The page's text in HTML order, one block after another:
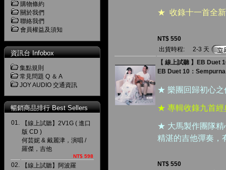
購物條約
關於我們
聯絡我們
會員權益及須知
資訊台 Infobox
集點規則
常見問題 Q ＆ A
JOY AUDIO 交通資訊
暢銷商品排行 Best Sellers
01.
【線上試聽】2V1G ( 進口
版 CD )
何芸妮 & 戴麗津，演唱 /
羅傑，吉他
NT$ 598
02.
【線上試聽】阿波羅
★ 收錄十一首全新
NT$ 550
出貨時程:
2-3 天
【 線上試聽 】EB Duet
EB Duet 10：Sempurna
★ 樂團回歸初心之
★ 專輯收錄九首經
★ 大馬製作團隊精
精湛的吉他彈奏，
NT$ 550